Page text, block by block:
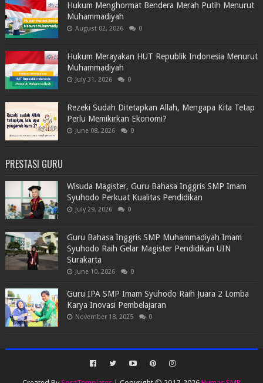
Hukum Menghormat Bendera Merah Putih Menurut
Muhammadiyah
August 02, 2026 0
Hukum Merayakan HUT Republik Indonesia Menurut
Muhammadiyah
July 31, 2026 0
Rezeki Sudah Ditetapkan Allah, Mengapa Kita Tetap
Perlu Memikirkan Ekonomi?
June 08, 2026 0
PRESTASI GURU
Wisuda Magister, Guru Bahasa Inggris SMP Imam
Syuhodo Perkuat Kualitas Pendidikan
July 29, 2026 0
Guru Bahasa Inggris SMP Muhammadiyah Imam
Syuhodo Raih Gelar Magister Pendidikan UIN
Surakarta
June 10, 2026 0
Guru IPA SMP Imam Syuhodo Raih Juara 2 Lomba
Karya Inovasi Pembelajaran
November 18, 2025 0